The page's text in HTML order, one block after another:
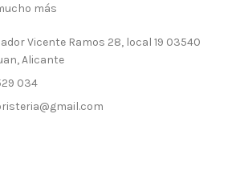
más
Vicente Ramos 28, local 19 03540
Alicante
034